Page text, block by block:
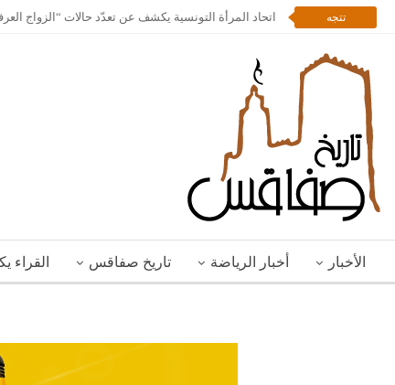
تتجه اتحاد المرأة التونسية يكشف عن تعدّد حالات “الزواج
الأخبار أخبار الرياضة تاريخ صفاقس القراء